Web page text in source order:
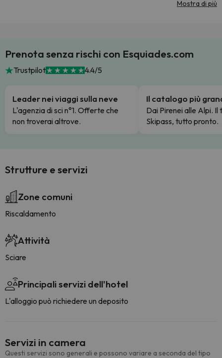
Mostra di più
Prenota senza rischi con Esquiades.com
Trustpilot 4.4/5
Leader nei viaggi sulla neve
L'agenzia di sci n°1. Offerte che
non troverai altrove.
Il catalogo più
Dai Pirenei alle Alpi. Il
Skipass, tutto pronto.
Strutture e servizi
Zone comuni
Riscaldamento
Attività
Sciare
Principali servizi dell'hotel
L'alloggio può richiedere un deposito
Servizi in camera
Questi servizi sono generali e possono variare a seconda del tipo